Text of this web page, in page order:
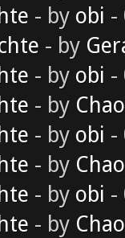
- by obi -
- by
- by obi -
- by
- by obi -
- by
- by obi -
- by